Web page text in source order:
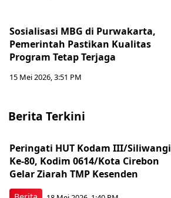
Sosialisasi MBG di Purwakarta,
Pemerintah Pastikan Kualitas
Program Tetap Terjaga
15 Mei 2026, 3:51 PM
Berita Terkini
Peringati HUT Kodam III/Siliwangi
Ke-80, Kodim 0614/Kota Cirebon
Gelar Ziarah TMP Kesenden